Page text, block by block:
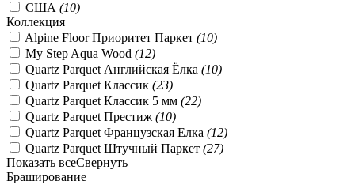
США (10)
Коллекция
Alpine Floor Приоритет Паркет (10)
My Step Aqua Wood (12)
Quartz Parquet Английская Ёлка (10)
Quartz Parquet Классик (23)
Quartz Parquet Классик 5 мм (22)
Quartz Parquet Престиж (10)
Quartz Parquet Французская Елка (12)
Quartz Parquet Штучный Паркет (27)
Показать всеСвернуть
Браширование